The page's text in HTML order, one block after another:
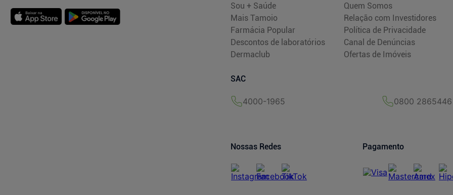
Sou + Saúde
Mais Tamoio
Farmácia Popular
Descontos de laboratórios
Dermaclub
Quem Somos
Relação com Investidores
Política de Privacidade
Canal de Denúncias
Ofertas de Imóveis
SAC
4000-1965 0800 2865446
Nossas Redes Pagamento